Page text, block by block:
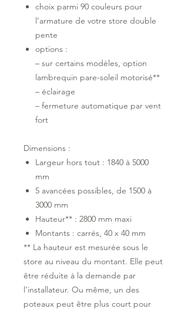
choix parmi 90 couleurs pour
l’armature de votre store double
pente
options :
– sur certains modèles, option
lambrequin pare-soleil motorisé**
– éclairage
– fermeture automatique par vent
fort
Dimensions :
Largeur hors tout : 1840 à 5000
mm
5 avancées possibles, de 1500 à
3000 mm
Hauteur** : 2800 mm maxi
Montants : carrés, 40 x 40 mm
** La hauteur est mesurée sous le
store au niveau du montant. Elle peut
être réduite à la demande par
l’installateur. Ou même, un des
poteaux peut être plus court pour